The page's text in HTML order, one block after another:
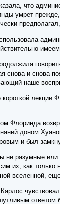
что
умрет
снова и снова
наше
короткой лекции
Флоринда
доном
и был
не разумные или
их, как
вселенной,
Карлос
ответом